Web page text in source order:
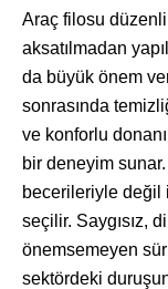
Araç filosu düzenli
aksatılmadan
da büyük önem
sonrasında
ve konforlu
bir deneyim
becerileriyle değil
seçilir. Saygısız,
önemsemeyen
sektördeki